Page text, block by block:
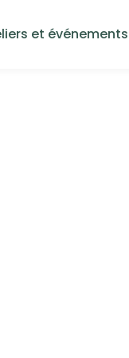
et événements